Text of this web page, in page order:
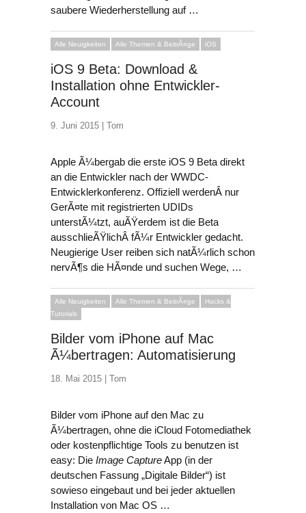
saubere Wiederherstellung auf …
Alle Neuigkeiten Alle Themen & BeitrÃ¤ge iOS
iOS 9 Beta: Download &
Installation ohne Entwickler-
Account
9. Juni 2015 | Tom
Apple Ã¼bergab die erste iOS 9 Beta direkt
an die Entwickler nach der WWDC-
Entwicklerkonferenz. Offiziell werdenÂ nur
GerÃ¤te mit registrierten UDIDs
unterstÃ¼tzt, auÃŸerdem ist die Beta
ausschlieÃŸlichÂ fÃ¼r Entwickler gedacht.
Neugierige User reiben sich natÃ¼rlich schon
nervÃ¶s die HÃ¤nde und suchen Wege, …
Alle Neuigkeiten Alle Themen & BeitrÃ¤ge
Hacks &
Tutorials
Bilder vom iPhone auf Mac
Ã¼bertragen: Automatisierung
18. Mai 2015 | Tom
Bilder vom iPhone auf den Mac zu
Ã¼bertragen, ohne die iCloud Fotomediathek
oder kostenpflichtige Tools zu benutzen ist
easy: Die Image CaptureApp (in der
deutschen Fassung „Digitale Bilder“) ist
sowieso eingebaut und bei jeder aktuellen
Installation von Mac OS …